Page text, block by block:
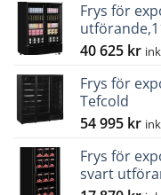
Frys för
40 625 kr
Frys för
Tefcold
54 995 kr
Frys för
svart